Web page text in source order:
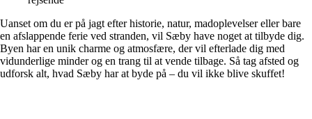
Uanset om du er på jagt efter historie, natur, madoplevelser eller bare
en afslappende ferie ved stranden, vil Sæby have noget at tilbyde dig.
Byen har en unik charme og atmosfære, der vil efterlade dig med
vidunderlige minder og en trang til at vende tilbage. Så tag afsted og
udforsk alt, hvad Sæby har at byde på – du vil ikke blive skuffet!